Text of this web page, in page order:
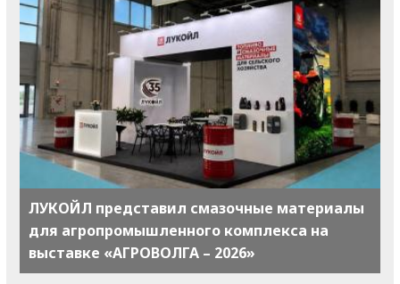
ЛУКОЙЛ представил смазочные материалы
для агропромышленного комплекса на
выставке «АГРОВОЛГА – 2026»